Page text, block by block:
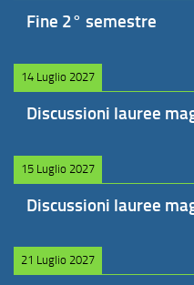
Fine 2° semestre
14 Luglio 2027
Discussioni lauree
15 Luglio 2027
Discussioni lauree
21 Luglio 2027